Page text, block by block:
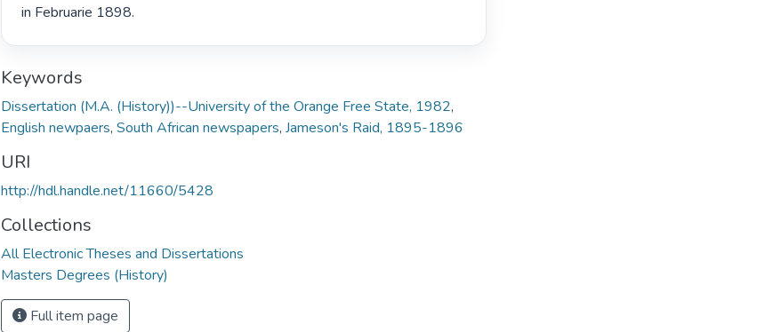
in Februarie 1898.
Keywords
Dissertation (M.A. (History))--University of the Orange Free State, 1982,
English newpaers, South African newspapers, Jameson's Raid, 1895-1896
URI
http://hdl.handle.net/11660/5428
Collections
All Electronic Theses and Dissertations
Masters Degrees (History)
Full item page